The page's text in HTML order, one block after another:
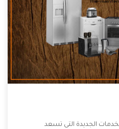
الجديدة التى تسعد